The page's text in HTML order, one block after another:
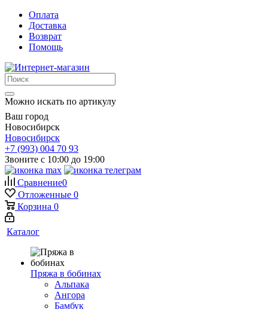
Оплата
Доставка
Возврат
Помощь
Можно искать по артикулу
Ваш город
Новосибирск
Новосибирск
+7 (993) 004 70 93
Звоните с 10:00 до 19:00
Сравнение0
Отложенные 0
Корзина 0
Каталог
Пряжа в бобинах
Альпака
Ангора
Бамбук